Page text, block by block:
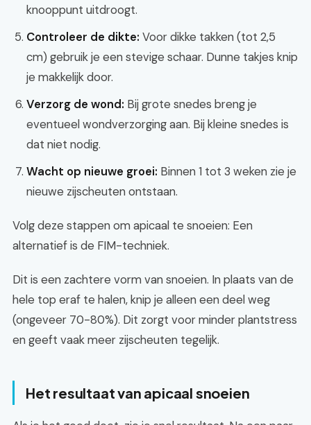
knooppunt uitdroogt.
Controleer de dikte: Voor dikke takken (tot 2,5
cm) gebruik je een stevige schaar. Dunne takjes knip
je makkelijk door.
Verzorg de wond: Bij grote snedes breng je
eventueel wondverzorging aan. Bij kleine snedes is
dat niet nodig.
Wacht op nieuwe groei: Binnen 1 tot 3 weken zie je
nieuwe zijscheuten ontstaan.
Volg deze stappen om apicaal te snoeien: Een
alternatief is de FIM-techniek.
Dit is een zachtere vorm van snoeien. In plaats van de
hele top eraf te halen, knip je alleen een deel weg
(ongeveer 70-80%). Dit zorgt voor minder plantstress
en geeft vaak meer zijscheuten tegelijk.
Het resultaat van apicaal snoeien